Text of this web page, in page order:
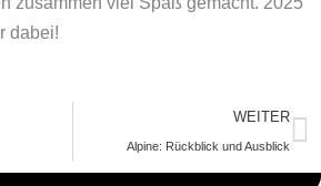
dabei!
WEITER
Alpine: Rückblick und Ausblick